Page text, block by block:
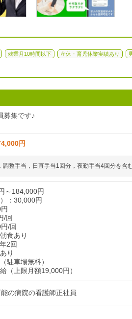
残業月10時間以下 産休・育児休業実績あり
募集です♪
円
調整手当，日直手当1回分，夜勤手当4回分を含
～184,000円
：30,000円
/回
/回
食あり
2回
り
駐車場無料）
（上限月額19,000円）
の病院の看護師正社員